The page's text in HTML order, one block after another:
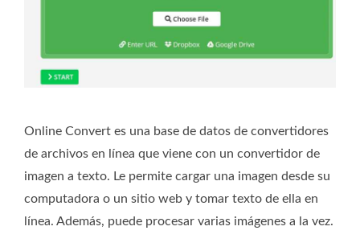
Online Convert es una base de datos de convertidores
de archivos en línea que viene con un convertidor de
imagen a texto. Le permite cargar una imagen desde su
computadora o un sitio web y tomar texto de ella en
línea. Además, puede procesar varias imágenes a la vez.